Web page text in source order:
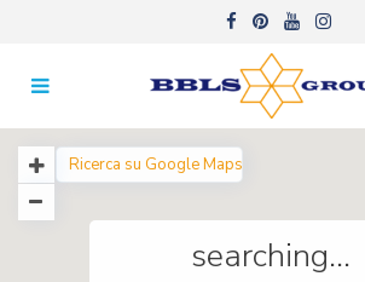
searching...